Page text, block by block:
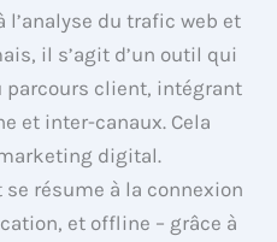
l’analyse du trafic web et
il s’agit d’un outil qui
parcours client, intégrant
et inter-canaux. Cela
digital.
se résume à la connexion
et offline – grâce à